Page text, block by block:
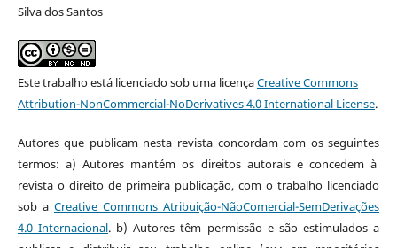
Silva dos Santos
Este trabalho está licenciado sob uma licençaCreative Commons
Attribution-NonCommercial-NoDerivatives 4.0 International License.
Autores que publicam nesta revista concordam com os seguintes
termos: a) Autores mantém os direitos autorais e concedem à
revista o direito de primeira publicação, com o trabalho licenciado
sob a Creative Commons Atribuição-NãoComercial-SemDerivações
4.0 Internacional. b) Autores têm permissão e são estimulados a